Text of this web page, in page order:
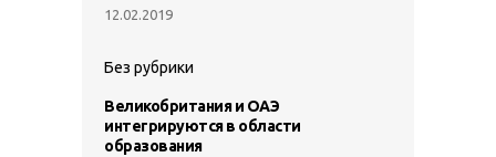
12.02.2019
Без рубрики
Великобритания и ОАЭ
интегрируются в области
образования